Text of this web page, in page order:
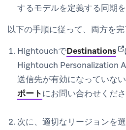
するモデルを定義する同期
以下の手順に従って、両方を完
HightouchでDestinations
Hightouch Personalization
送信先が有効になっていない
ポートにお問い合わせくださ
次に、適切なリージョンを